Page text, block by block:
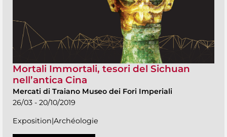
Mortali Immortali, tesori del Sichuan
nell’antica Cina
Mercati di Traiano Museo dei Fori Imperiali
26/03 - 20/10/2019
Exposition|Archéologie